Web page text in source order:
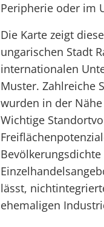
Peripherie oder im
Die Karte zeigt
ungarischen Stadt
internationalen
Muster. Zahlreiche
wurden in der
Wichtige
lässt,
ehemaligen